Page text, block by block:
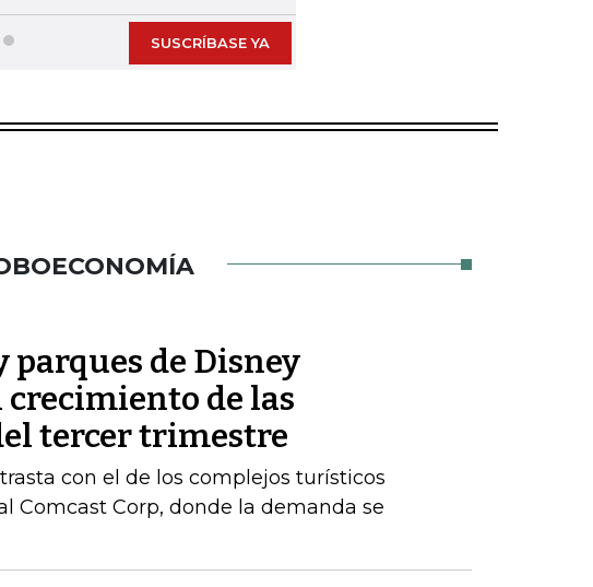
SUSCRÍBASE YA
parques de Disney
de las
tercer trimestre
con el de los complejos turísticos
Comcast Corp, donde la demanda se